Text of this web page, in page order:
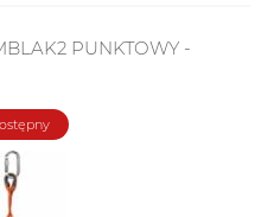
PUNKTOWY -